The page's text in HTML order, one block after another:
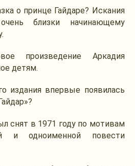
о принце Гайдаре? Искания
близки начинающему
произведение Аркадия
детям.
издания впервые появилась
снят в 1971 годупо мотивам
и одноименной повести